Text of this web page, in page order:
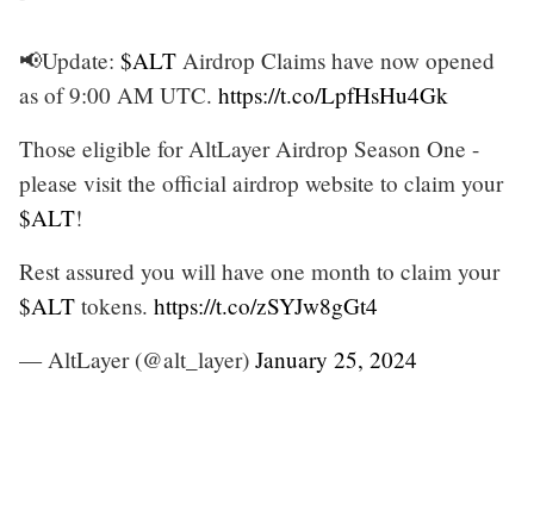
📢Update: $ALT Airdrop Claims have now opened
as of 9:00 AM UTC. https://t.co/LpfHsHu4Gk
Those eligible for AltLayer Airdrop Season One -
please visit the official airdrop website to claim your
$ALT!
Rest assured you will have one month to claim your
$ALT tokens. https://t.co/zSYJw8gGt4
— AltLayer (@alt_layer) January 25, 2024